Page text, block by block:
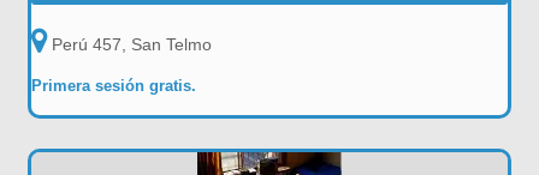
Perú 457, San Telmo
Primera sesión gratis.